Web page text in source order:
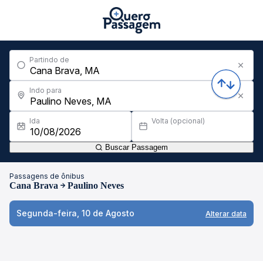
Partindo de
Indo para
Ida Volta (opcional)
Buscar Passagem
Passagens de ônibus
Cana Brava Paulino Neves
Segunda-feira, 10 de Agosto Alterar data